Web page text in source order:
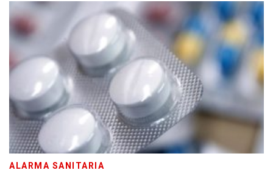
ALARMA SANITARIA